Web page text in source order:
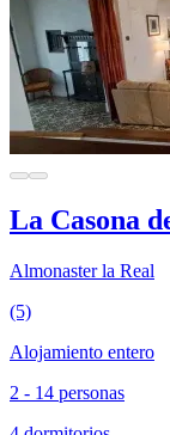
La Casona
Almonaster la Real
(5)
Alojamiento entero
2 - 14 personas